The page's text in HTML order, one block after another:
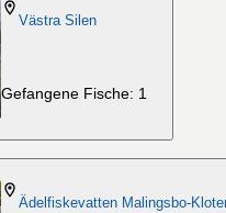
Västra Silen
Gefangene Fische: 1
Ädelfiskevatten Malingsbo-